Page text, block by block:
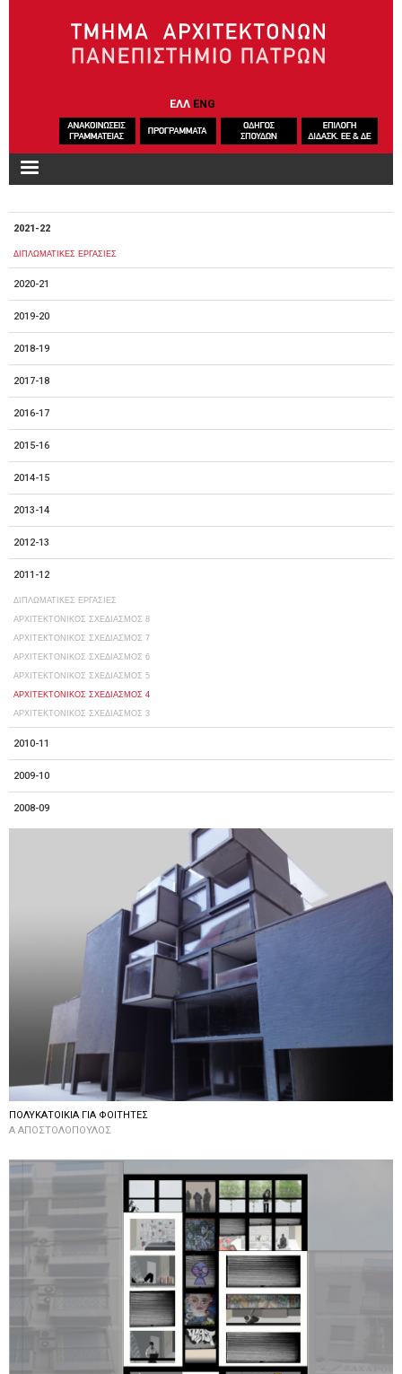
ΕΛΛ ENG
2021-22
ΔΙΠΛΩΜΑΤΙΚΕΣ ΕΡΓΑΣΙΕΣ
2020-21
2019-20
2018-19
2017-18
2016-17
2015-16
2014-15
2013-14
2012-13
2011-12
ΔΙΠΛΩΜΑΤΙΚΕΣ ΕΡΓΑΣΙΕΣ
ΑΡΧΙΤΕΚΤΟΝΙΚΟΣ ΣΧΕΔΙΑΣΜΟΣ 8
ΑΡΧΙΤΕΚΤΟΝΙΚΟΣ ΣΧΕΔΙΑΣΜΟΣ 7
ΑΡΧΙΤΕΚΤΟΝΙΚΟΣ ΣΧΕΔΙΑΣΜΟΣ 6
ΑΡΧΙΤΕΚΤΟΝΙΚΟΣ ΣΧΕΔΙΑΣΜΟΣ 5
ΑΡΧΙΤΕΚΤΟΝΙΚΟΣ ΣΧΕΔΙΑΣΜΟΣ 4
ΑΡΧΙΤΕΚΤΟΝΙΚΟΣ ΣΧΕΔΙΑΣΜΟΣ 3
2010-11
2009-10
2008-09
ΠΟΛΥΚΑΤΟΙΚΙΑ ΓΙΑ ΦΟΙΤΗΤΕΣ
Α ΑΠΟΣΤΟΛΟΠΟΥΛΟΣ